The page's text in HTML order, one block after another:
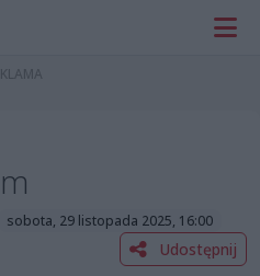
sobota, 29 listopada 2025, 16:00
Udostępnij